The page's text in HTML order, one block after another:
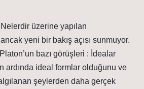
üzerine yapılan
yeni bir bakış açısı sunmuyor.
bazı görüşleri : İdealar
ardında ideal formlar olduğunu ve
şeylerden daha gerçek